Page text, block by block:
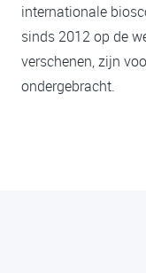
internationale
sinds 2012 op de
verschenen, zijn
ondergebracht.